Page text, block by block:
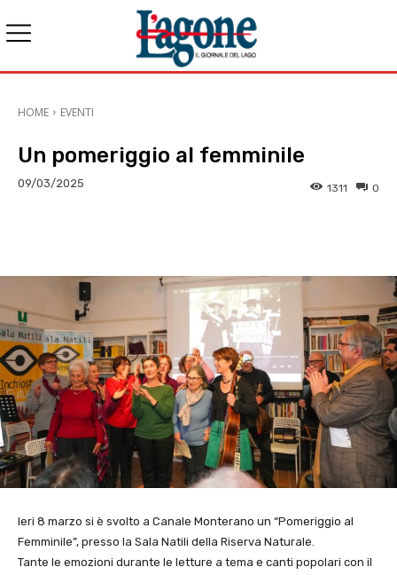
HOME EVENTI
Un pomeriggio al femminile
09/03/2025 0
1311
Ieri 8 marzo si è svolto a Canale Monterano un “Pomeriggio al
Femminile”, presso la Sala Natili della Riserva Naturale.
Tante le emozioni durante le letture a tema e canti popolari con il